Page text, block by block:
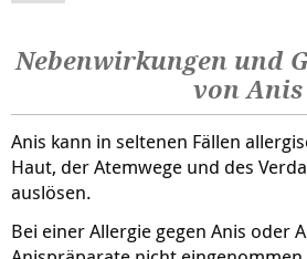
Nebenwirkungen und
von Anis
Anis kann in seltenen Fällen
Haut, der Atemwege und des
auslösen.
Bei einer Allergie gegen Anis oder